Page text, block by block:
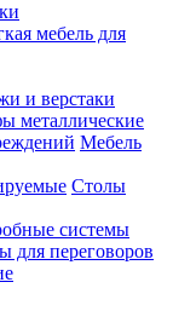
мебель для
и верстаки
металлические
Мебель
Столы
системы
для переговоров